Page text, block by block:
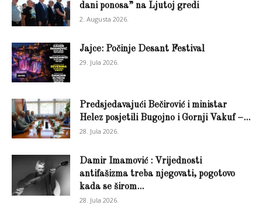
dani ponosa” na Ljutoj gredi
2. Augusta 2026.
Jajce: Počinje Desant Festival
29. Jula 2026.
Predsjedavajući Bečirović i ministar
Helez posjetili Bugojno i Gornji Vakuf –...
28. Jula 2026.
Damir Imamović : Vrijednosti
antifašizma treba njegovati, pogotovo
kada se širom...
28. Jula 2026.